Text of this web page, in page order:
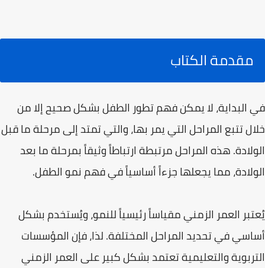
مقدمة الكتاب
في البداية، لا يمكن فهم تطور الطفل بشكل صحيح إلا من
خلال تتبع المراحل التي يمر بها، والتي تمتد إلى مرحلة ما قبل
الولادة. هذه المراحل مرتبطة ارتباطاً وثيقاً بمرحلة ما بعد
الولادة، مما يجعلها جزءاً أساسياً في فهم نمو الطفل.
يُعتبر العمر الزمني مقياساً رئيسياً للنمو، ويُستخدم بشكل
أساسي في تحديد المراحل المختلفة. لذا، فإن المؤسسات
التربوية والتعليمية تعتمد بشكل كبير على العمر الزمني